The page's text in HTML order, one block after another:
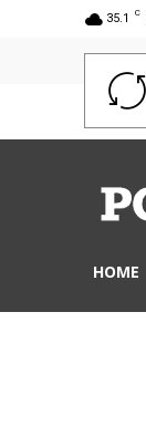
35.1 C
HOME